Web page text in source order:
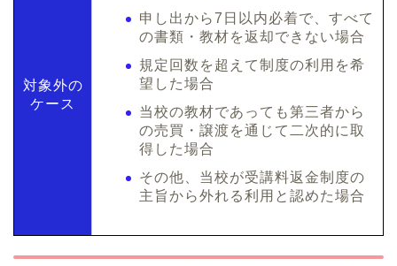
対象外の
ケース
申し出から7日以内必着で、すべて
の書類・教材を返却できない場合
規定回数を超えて制度の利用を希
望した場合
当校の教材であっても第三者から
の売買・譲渡を通じて二次的に取
得した場合
その他、当校が受講料返金制度の
主旨から外れる利用と認めた場合